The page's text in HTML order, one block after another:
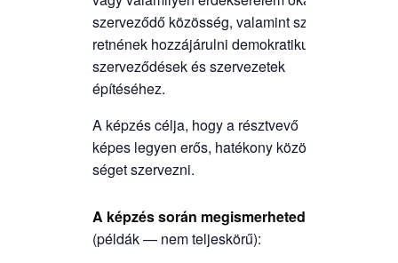
szer­ve­ző­dő közös­ség, vala­mint sze­
ret­né­nek hoz­zá­já­rul­ni demok­ra­ti­kus
szer­ve­ző­dé­sek és szer­ve­ze­tek
építéséhez.
A kép­zés cél­ja, hogy a részt­ve­vő
képes legyen erős, haté­kony közös­
sé­get szervezni.
A kép­zés során meg­is­mer­he­ted
(pél­dák — nem teljeskörű):